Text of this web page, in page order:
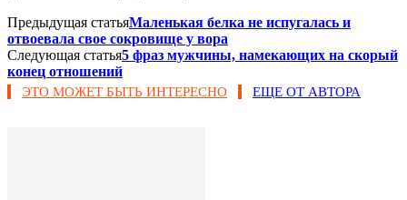
Предыдущая статьяМаленькая белка не испугалась и
отвоевала свое сокровище у вора
Следующая статья5 фраз мужчины, намекающих на скорый
конец отношений
ЭТО МОЖЕТ БЫТЬ ИНТЕРЕСНО ЕЩЕ ОТ АВТОРА